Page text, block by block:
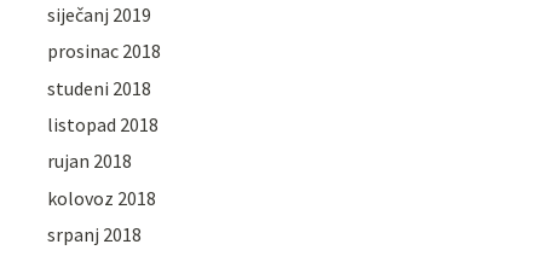
siječanj 2019
prosinac 2018
studeni 2018
listopad 2018
rujan 2018
kolovoz 2018
srpanj 2018